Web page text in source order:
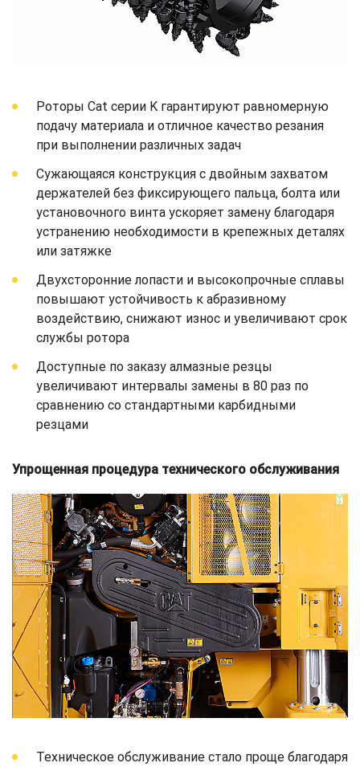
Роторы Cat серии K гарантируют равномерную
подачу материала и отличное качество резания
при выполнении различных задач
Сужающаяся конструкция с двойным захватом
держателей без фиксирующего пальца, болта или
установочного винта ускоряет замену благодаря
устранению необходимости в крепежных деталях
или затяжке
Двухсторонние лопасти и высокопрочные сплавы
повышают устойчивость к абразивному
воздействию, снижают износ и увеличивают срок
службы ротора
Доступные по заказу алмазные резцы
увеличивают интервалы замены в 80 раз по
сравнению со стандартными карбидными
резцами
Упрощенная процедура технического обслуживания
Техническое обслуживание стало проще благодаря